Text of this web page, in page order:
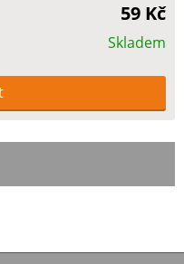
59 Kč
Skladem